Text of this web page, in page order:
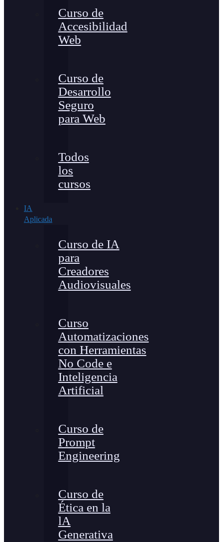
Curso de
Accesibilidad
Web
Curso de
Desarrollo
Seguro
para Web
Todos
los
cursos
IA
Aplicada
Curso de IA
para
Creadores
Audiovisuales
Curso
Automatizaciones
con Herramientas
No Code e
Inteligencia
Artificial
Curso de
Prompt
Engineering
Curso de
Ética en la
lA
Generativa